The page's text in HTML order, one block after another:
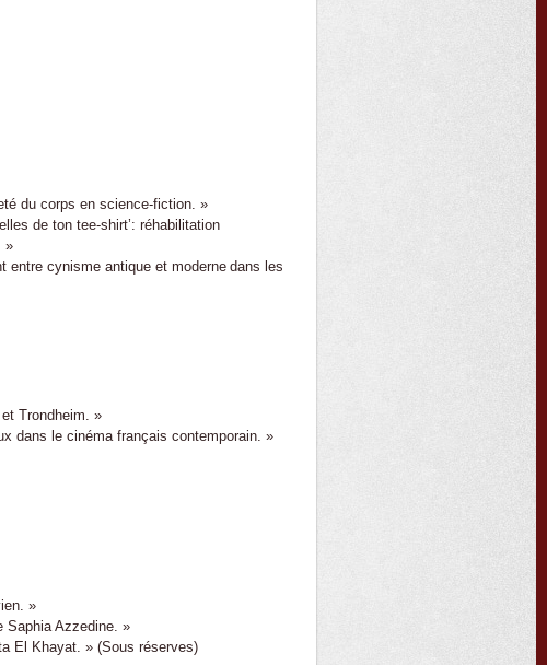
du corps en science-fiction. »
de ton tee-shirt’: réhabilitation
»
entre cynisme antique et moderne dans les
Trondheim. »
dans le cinéma français contemporain. »
»
Saphia Azzedine. »
El Khayat. » (Sous réserves)